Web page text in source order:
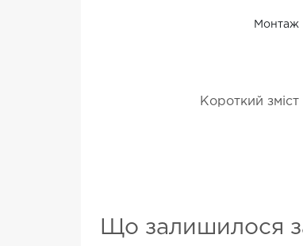
Монтаж
Короткий зміст
Що залишилося